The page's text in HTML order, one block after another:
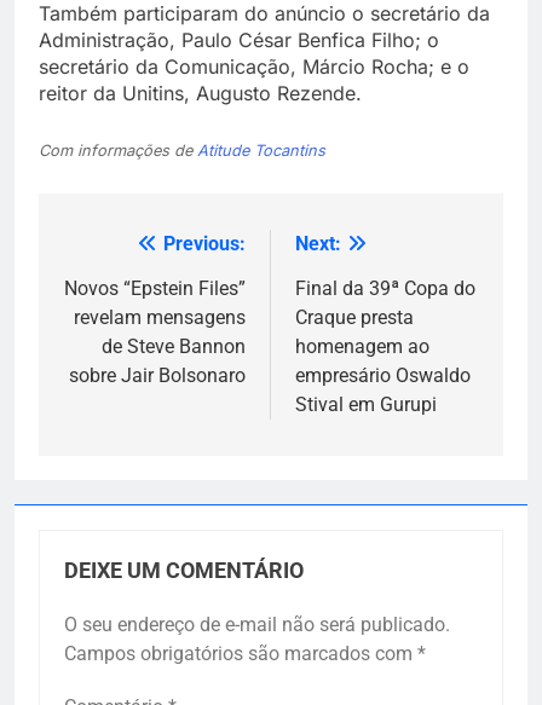
Também participaram do anúncio o secretário da
Administração, Paulo César Benfica Filho; o
secretário da Comunicação, Márcio Rocha; e o
reitor da Unitins, Augusto Rezende.
Com informações de Atitude Tocantins
Navegação
de
Post
Previous:
Novos “Epstein Files”
revelam mensagens
de Steve Bannon
sobre Jair Bolsonaro
Next:
Final da 39ª Copa do
Craque presta
homenagem ao
empresário Oswaldo
Stival em Gurupi
DEIXE UM COMENTÁRIO
O seu endereço de e-mail não será publicado.
Campos obrigatórios são marcados com *